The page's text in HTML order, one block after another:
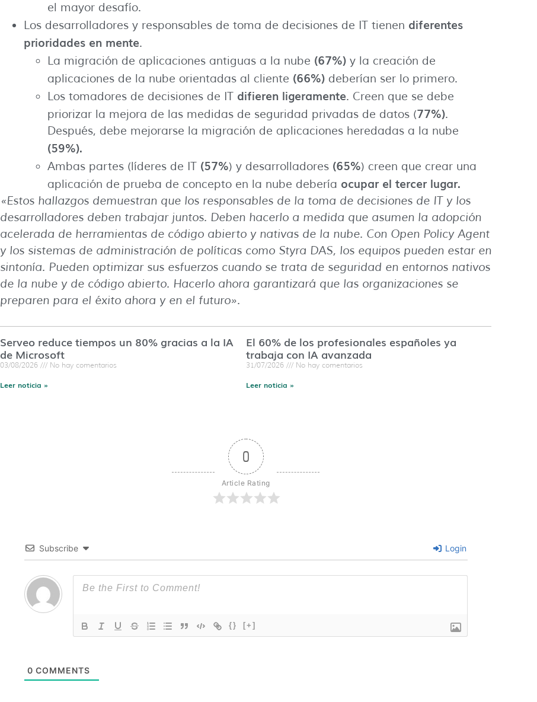
el mayor desafío.
Los desarrolladores y responsables de toma de decisiones de IT tienen diferentes
prioridades en mente.
La migración de aplicaciones antiguas a la nube (67%) y la creación de
aplicaciones de la nube orientadas al cliente (66%) deberían ser lo primero.
Los tomadores de decisiones de IT difieren ligeramente. Creen que se debe
priorizar la mejora de las medidas de seguridad privadas de datos (77%).
Después, debe mejorarse la migración de aplicaciones heredadas a la nube
(59%).
Ambas partes (líderes de IT (57%) y desarrolladores (65%) creen que crear una
aplicación de prueba de concepto en la nube debería ocupar el tercer lugar.
«Estos hallazgos demuestran que los responsables de la toma de decisiones de IT y los
desarrolladores deben trabajar juntos. Deben hacerlo a medida que asumen la adopción
acelerada de herramientas de código abierto y nativas de la nube. Con Open Policy Agent
y los sistemas de administración de políticas como Styra DAS, los equipos pueden estar en
sintonía. Pueden optimizar sus esfuerzos cuando se trata de seguridad en entornos nativos
de la nube y de código abierto. Hacerlo ahora garantizará que las organizaciones se
preparen para el éxito ahora y en el futuro».
Serveo reduce tiempos un 80% gracias a la IA
de Microsoft
03/08/2026 No hay comentarios
Leer noticia »
El 60% de los profesionales españoles ya
trabaja con IA avanzada
31/07/2026 No hay comentarios
Leer noticia »
0
Article Rating
Subscribe Login
{} [+]
0 COMMENTS